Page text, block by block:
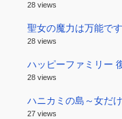
28 views
聖女の魔力は万能で
28 views
ハッピーファミリー
28 views
ハニカミの島～女だ
27 views